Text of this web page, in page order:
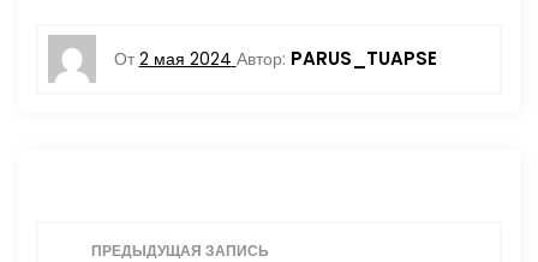
От 2 мая 2024 Автор: PARUS_TUAPSE
ПРЕДЫДУЩАЯ ЗАПИСЬ